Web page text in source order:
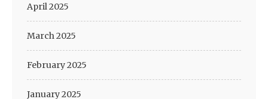
April 2025
March 2025
February 2025
January 2025